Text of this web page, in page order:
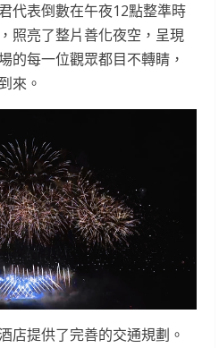
代表倒數在午夜12點整準時
照亮了整片善化夜空，呈現
的每一位觀眾都目不轉睛，
來。
店提供了完善的交通規劃。